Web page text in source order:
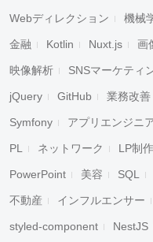
Webディレクション 機械
金融 Kotlin Nuxt.js 画
映像解析 SNSマーケティ
jQuery GitHub 業務改善
Symfony アプリエンジニ
PL ネットワーク LP制作
PowerPoint 美容 SQL
不動産 インフルエンサー
styled-component NestJS